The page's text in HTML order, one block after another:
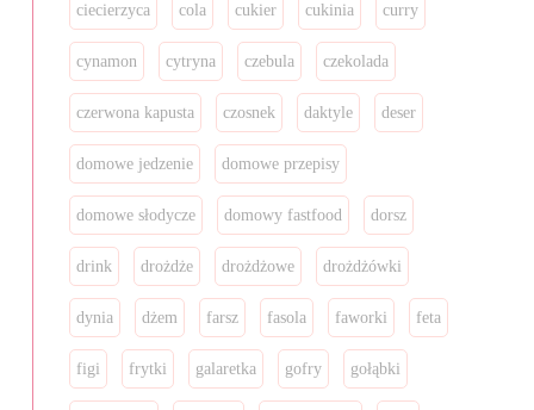
ciecierzyca cola cukier cukinia curry
cynamon cytryna czebula czekolada
czerwona kapusta czosnek daktyle deser
domowe jedzenie domowe przepisy
domowe słodycze domowy fastfood dorsz
drink drożdże drożdżowe drożdżówki
dynia dżem farsz fasola faworki feta
figi frytki galaretka gofry gołąbki